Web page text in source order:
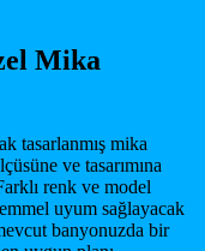
Mika
tasarlanmış mika
ve tasarımına
renk ve model
uyum sağlayacak
banyonuzda bir